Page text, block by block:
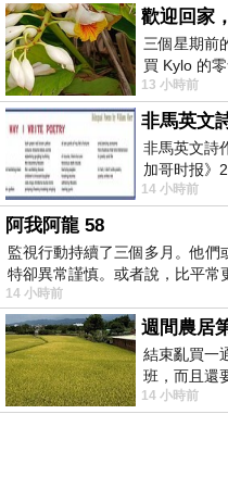
歡迎回家
三個星期前
買 Kylo 的
顧都會去看
13 小時前
非馬英文
非馬英文詩
加哥时报》
14 小時前
阿我阿龍 58
監視行動持續了三個多月。他
特卻異常謹慎。或者說，比平
14 小時前
結束亂買一
班，而且還
花不少錢，
14 小時前